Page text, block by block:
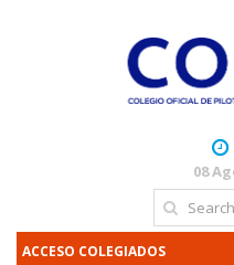
08
ACCESO COLEGIADOS